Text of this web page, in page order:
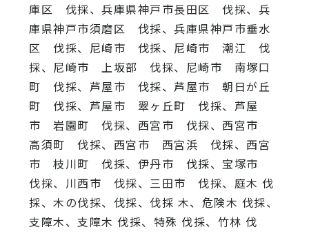
庫区 伐採、兵庫県神戸市長田区 伐採、兵
庫県神戸市須磨区 伐採、兵庫県神戸市垂水
区 伐採、尼崎市 伐採、尼崎市 潮江 伐
採、尼崎市 上坂部 伐採、尼崎市 南塚口
町 伐採、芦屋市 伐採、芦屋市 朝日が丘
町 伐採、芦屋市 翠ヶ丘町 伐採、芦屋
市 岩園町 伐採、西宮市 伐採、西宮市
高須町 伐採、西宮市 西宮浜 伐採、西宮
市 枝川町 伐採、伊丹市 伐採、宝塚市
伐採、川西市 伐採、三田市 伐採、庭木 伐
採、木の伐採、伐採、伐採 木、危険木 伐採、
支障木、支障木 伐採、特殊 伐採、竹林 伐